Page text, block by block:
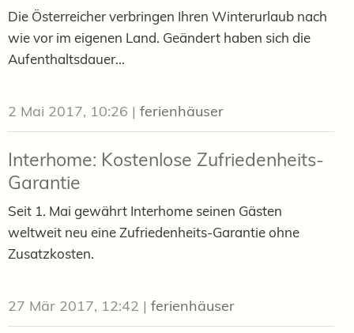
Die Österreicher verbringen Ihren Winterurlaub nach
wie vor im eigenen Land. Geändert haben sich die
Aufenthaltsdauer...
2 Mai 2017, 10:26 | ferienhäuser
Interhome: Kostenlose Zufriedenheits-
Garantie
Seit 1. Mai gewährt Interhome seinen Gästen
weltweit neu eine Zufriedenheits-Garantie ohne
Zusatzkosten.
27 Mär 2017, 12:42 | ferienhäuser